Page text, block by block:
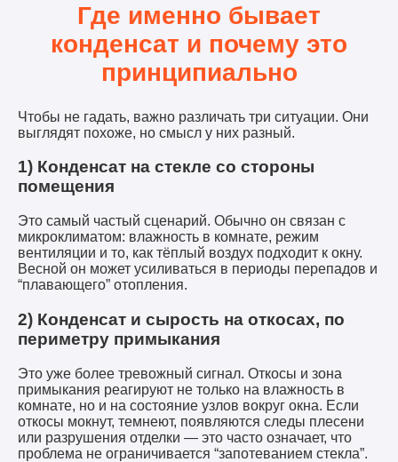
Где именно бывает
конденсат и почему это
принципиально
Чтобы не гадать, важно различать три ситуации. Они
выглядят похоже, но смысл у них разный.
1) Конденсат на стекле со стороны
помещения
Это самый частый сценарий. Обычно он связан с
микроклиматом: влажность в комнате, режим
вентиляции и то, как тёплый воздух подходит к окну.
Весной он может усиливаться в периоды перепадов и
“плавающего” отопления.
2) Конденсат и сырость на откосах, по
периметру примыкания
Это уже более тревожный сигнал. Откосы и зона
примыкания реагируют не только на влажность в
комнате, но и на состояние узлов вокруг окна. Если
откосы мокнут, темнеют, появляются следы плесени
или разрушения отделки — это часто означает, что
проблема не ограничивается “запотеванием стекла”.